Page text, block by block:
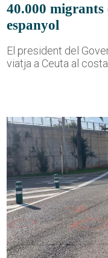
40.000
espanyol
El president del
viatja a Ceuta al